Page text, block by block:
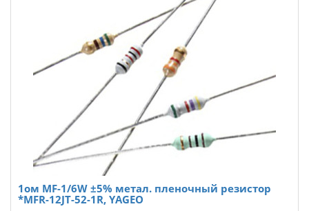
1ом MF-1/6W ±5% метал. пленочный резистор
*MFR-12JT-52-1R, YAGEO